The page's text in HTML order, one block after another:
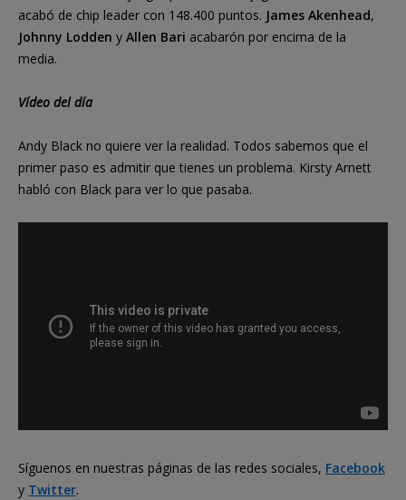
acabó de chip leader con 148.400 puntos. James Akenhead,
Johnny Lodden y Allen Bari acabarón por encima de la
media.
Vídeo del día
Andy Black no quiere ver la realidad. Todos sabemos que el
primer paso es admitir que tienes un problema. Kirsty Arnett
habló con Black para ver lo que pasaba.
Síguenos en nuestras páginas de las redes sociales, Facebook
y Twitter.